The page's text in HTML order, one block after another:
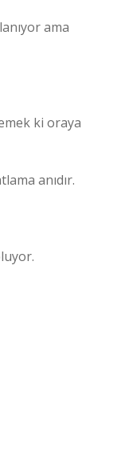
ama
ki oraya
anıdır.